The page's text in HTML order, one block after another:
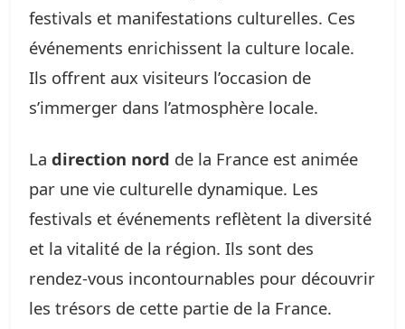
festivals et manifestations culturelles. Ces
événements enrichissent la culture locale.
Ils offrent aux visiteurs l’occasion de
s’immerger dans l’atmosphère locale.
La direction nord de la France est animée
par une vie culturelle dynamique. Les
festivals et événements reflètent la diversité
et la vitalité de la région. Ils sont des
rendez-vous incontournables pour découvrir
les trésors de cette partie de la France.